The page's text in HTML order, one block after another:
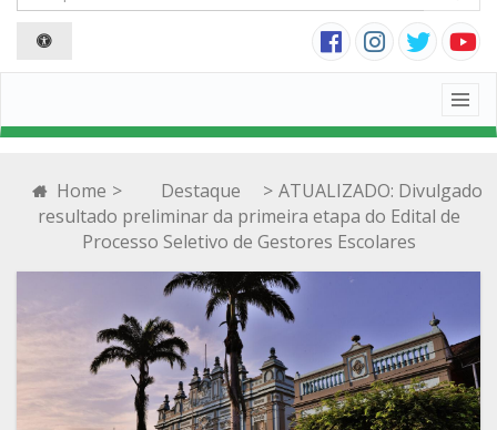
Home > Destaque > ATUALIZADO: Divulgado
resultado preliminar da primeira etapa do Edital de
Processo Seletivo de Gestores Escolares